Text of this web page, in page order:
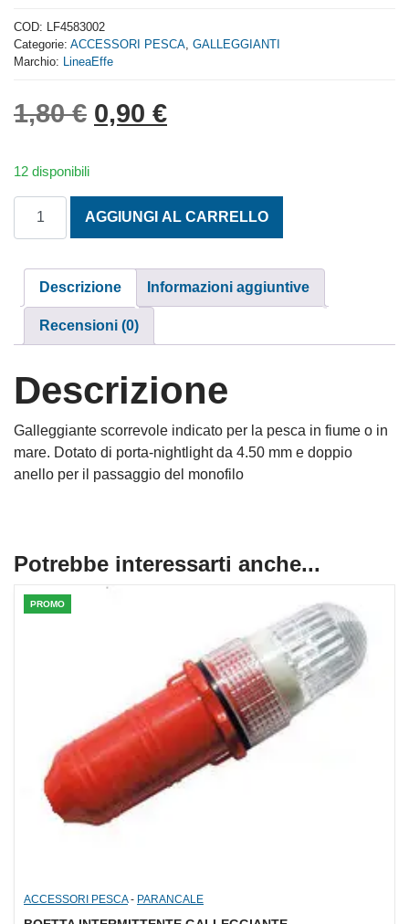
out
of
5
COD:
LF4583002
Categorie: ACCESSORI PESCA GALLEGGIANTI
Marchio:
LineaEffe
1,80€ Il prezzo originale era:
0,90 €Il prezzo attuale è:
12 disponibili
AGGIUNGI AL CARRELLO
Descrizione Informazioni aggiuntive
Recensioni (0)
Descrizione
Galleggiante scorrevole indicato per la pesca in fiume o in
mare. Dotato di porta-nightlight da 4.50 mm e doppio
anello per il passaggio del monofilo
Potrebbe interessarti anche...
PROMO
ACCESSORI PESCA- PARANCALE